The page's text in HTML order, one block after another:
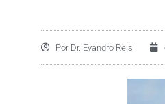
Por Dr. Evandro Reis